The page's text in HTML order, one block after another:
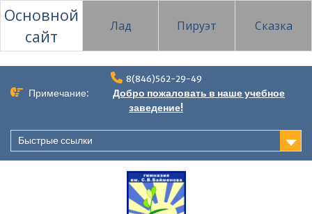
Основной
сайт
Лад Пируэт Сказка
содержимому
8(846)562-29-49
Примечание:
Добро пожаловать в наше учебное
заведение!
Быстрые ссылки